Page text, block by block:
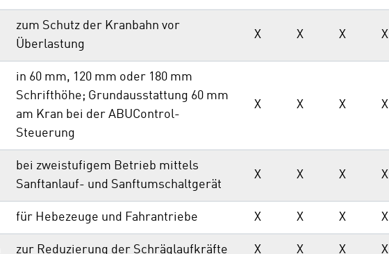
zum Schutz der Kranbahn vor
Überlastung
X X X X
in 60 mm, 120 mm oder 180 mm
Schrifthöhe; Grundausstattung 60 mm
am Kran bei der ABUControl-
Steuerung
X X X X
bei zweistufigem Betrieb mittels
Sanftanlauf- und Sanftumschaltgerät
X X X X
für Hebezeuge und Fahrantriebe X X X X
zur Reduzierung der Schräglaufkräfte X X X X